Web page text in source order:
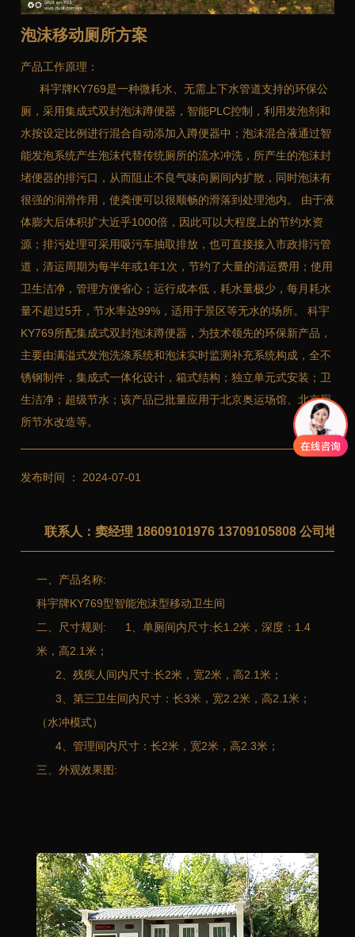
泡沫移动厕所方案
产品工作原理：
科宇牌KY769是一种微耗水、无需上下水管道支持的环保公
厕，采用集成式双封泡沫蹲便器，智能PLC控制，利用发泡剂和
水按设定比例进行混合自动添加入蹲便器中；泡沫混合液通过智
能发泡系统产生泡沫代替传统厕所的流水冲洗，所产生的泡沫封
堵便器的排污口，从而阻止不良气味向厕间内扩散，同时泡沫有
很强的润滑作用，使粪便可以很顺畅的滑落到处理池内。 由于液
体膨大后体积扩大近乎1000倍，因此可以大程度上的节约水资
源；排污处理可采用吸污车抽取排放，也可直接接入市政排污管
道，清运周期为每半年或1年1次，节约了大量的清运费用；使用
卫生洁净，管理方便省心；运行成本低，耗水量极少，每月耗水
量不超过5升，节水率达99%，适用于景区等无水的场所。 科宇
KY769所配集成式双封泡沫蹲便器，为技术领先的环保新产品，
主要由满溢式发泡洗涤系统和泡沫实时监测补充系统构成，全不
锈钢制件，集成式一体化设计，箱式结构；独立单元式安装；卫
生洁净；超级节水；该产品已批量应用于北京奥运场馆、北京厕
所节水改造等。
发布时间 ： 2024-07-01
联系人：窦经理 18609101976 13709105808 公司地
一、产品名称:
科宇牌KY769型智能泡沫型移动卫生间
二、尺寸规则: 1、单厕间内尺寸:长1.2米，深度：1.4
米，高2.1米；
2、残疾人间内尺寸:长2米，宽2米，高2.1米；
3、第三卫生间内尺寸：长3米，宽2.2米，高2.1米；
（水冲模式）
4、管理间内尺寸：长2米，宽2米，高2.3米；
三、外观效果图: